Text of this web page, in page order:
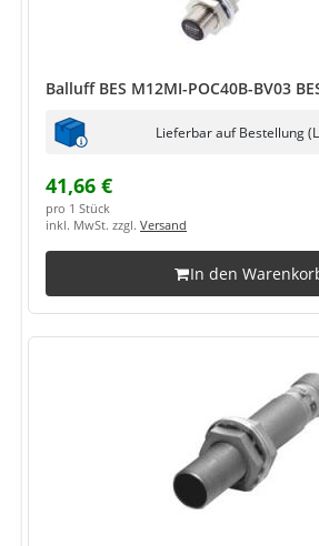
Balluff BES M12MI-POC40B-BV03
Lieferbar auf Bestellung
41,66 €
pro 1 Stück
inkl. MwSt. zzgl. Versand
In den